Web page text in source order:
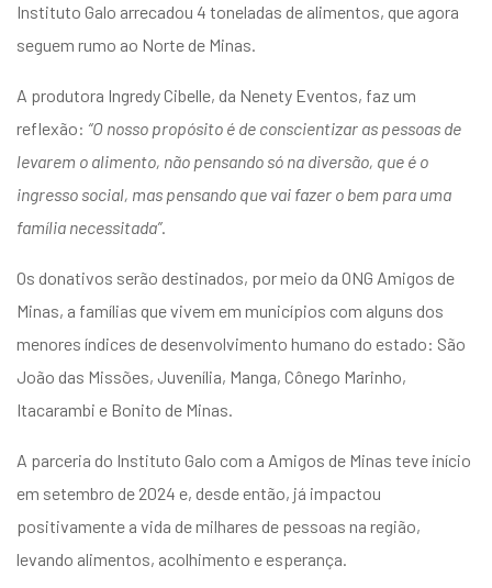
Instituto Galo arrecadou 4 toneladas de alimentos, que agora
seguem rumo ao Norte de Minas.
A produtora Ingredy Cibelle, da Nenety Eventos, faz um
reflexão: “O nosso propósito é de conscientizar as pessoas de
levarem o alimento, não pensando só na diversão, que é o
ingresso social, mas pensando que vai fazer o bem para uma
família necessitada”.
Os donativos serão destinados, por meio da ONG Amigos de
Minas, a famílias que vivem em municípios com alguns dos
menores índices de desenvolvimento humano do estado: São
João das Missões, Juvenília, Manga, Cônego Marinho,
Itacarambi e Bonito de Minas.
A parceria do Instituto Galo com a Amigos de Minas teve início
em setembro de 2024 e, desde então, já impactou
positivamente a vida de milhares de pessoas na região,
levando alimentos, acolhimento e esperança.